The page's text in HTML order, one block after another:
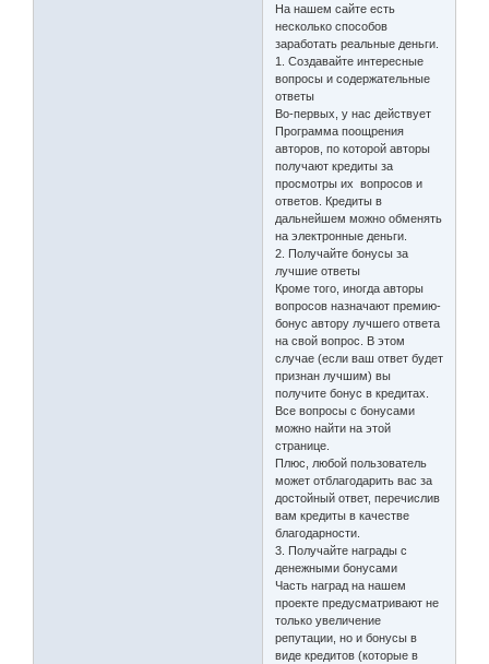
На нашем сайте есть
несколько способов
заработать реальные деньги.
1. Создавайте интересные
вопросы и содержательные
ответы
Во-первых, у нас действует
Программа поощрения
авторов, по которой авторы
получают кредиты за
просмотры их вопросов и
ответов. Кредиты в
дальнейшем можно обменять
на электронные деньги.
2. Получайте бонусы за
лучшие ответы
Кроме того, иногда авторы
вопросов назначают премию-
бонус автору лучшего ответа
на свой вопрос. В этом
случае (если ваш ответ будет
признан лучшим) вы
получите бонус в кредитах.
Все вопросы с бонусами
можно найти на этой
странице.
Плюс, любой пользователь
может отблагодарить вас за
достойный ответ, перечислив
вам кредиты в качестве
благодарности.
3. Получайте награды с
денежными бонусами
Часть наград на нашем
проекте предусматривают не
только увеличение
репутации, но и бонусы в
виде кредитов (которые в